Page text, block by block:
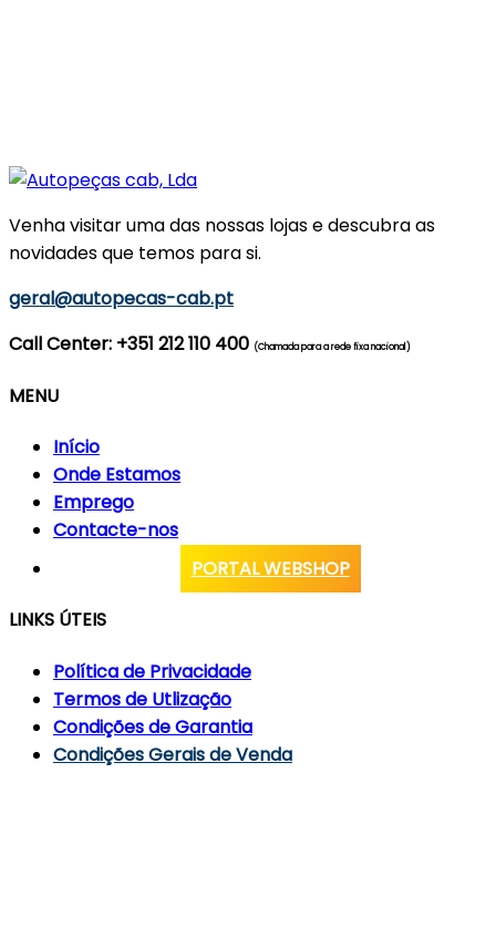
Venha visitar uma das nossas lojas e descubra as
novidades que temos para si.
geral@autopecas-cab.pt
Call Center: +351 212 110 400 (Chamada para a rede fixa nacional)
MENU
Início
Onde Estamos
Emprego
Contacte-nos
PORTAL WEBSHOP
LINKS ÚTEIS
Política de Privacidade
Termos de Utlização
Condições de Garantia
Condições Gerais de Venda